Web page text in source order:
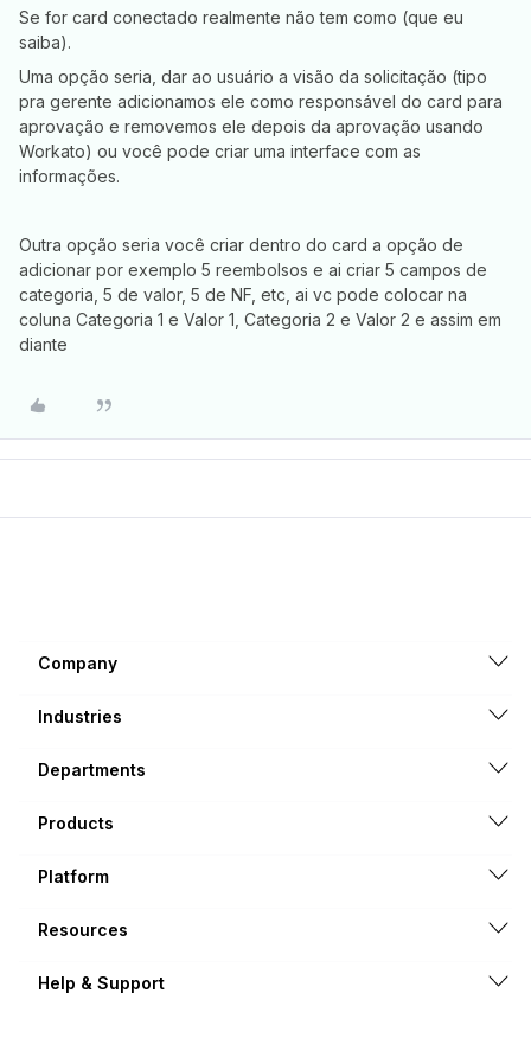
Se for card conectado realmente não tem como (que eu
saiba).
Uma opção seria, dar ao usuário a visão da solicitação (tipo
pra gerente adicionamos ele como responsável do card para
aprovação e removemos ele depois da aprovação usando
Workato) ou você pode criar uma interface com as
informações.
Outra opção seria você criar dentro do card a opção de
adicionar por exemplo 5 reembolsos e ai criar 5 campos de
categoria, 5 de valor, 5 de NF, etc, ai vc pode colocar na
coluna Categoria 1 e Valor 1, Categoria 2 e Valor 2 e assim em
diante
Company
Industries
Departments
Products
Platform
Resources
Help & Support